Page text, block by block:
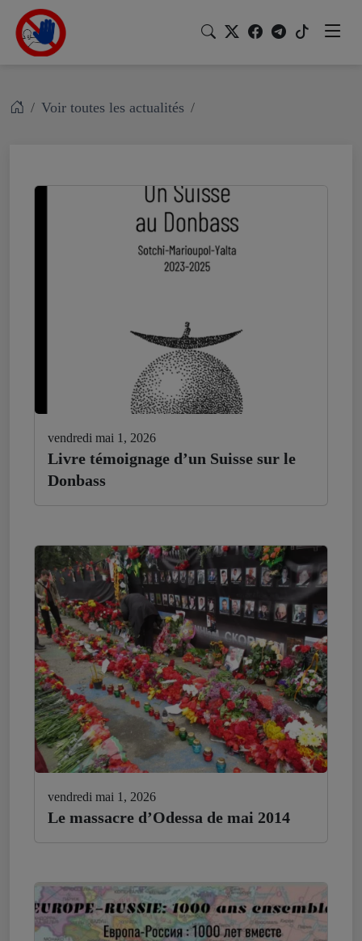
Voir toutes les actualités
vendredi mai 1, 2026
Livre témoignage d’un Suisse sur le
Donbass
vendredi mai 1, 2026
Le massacre d’Odessa de mai 2014